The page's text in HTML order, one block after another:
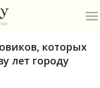
которых
лет городу